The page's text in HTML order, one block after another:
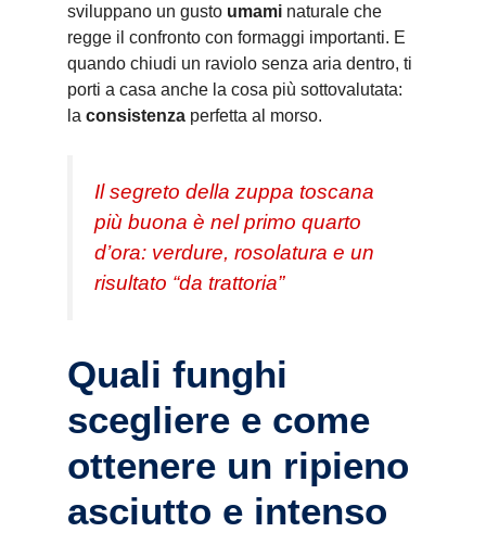
sviluppano un gusto umami naturale che
regge il confronto con formaggi importanti. E
quando chiudi un raviolo senza aria dentro, ti
porti a casa anche la cosa più sottovalutata:
la consistenza perfetta al morso.
Il segreto della zuppa toscana
più buona è nel primo quarto
d’ora: verdure, rosolatura e un
risultato “da trattoria”
Quali funghi
scegliere e come
ottenere un ripieno
asciutto e intenso